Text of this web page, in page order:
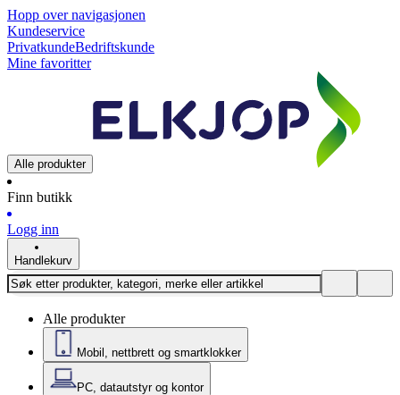
Hopp over navigasjonen
Kundeservice
PrivatkundeBedriftskunde
Mine favoritter
Alle produkter
Finn butikk
Logg inn
Handlekurv
Alle produkter
Mobil, nettbrett og smartklokker
PC, datautstyr og kontor